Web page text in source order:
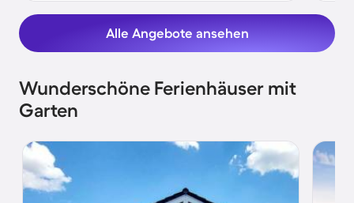
Alle Angebote ansehen
Wunderschöne Ferienhäuser mit
Garten